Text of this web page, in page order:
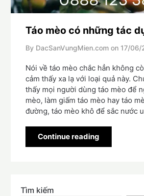
Táo mèo có những tác
By DacSanVungMien.com on 17/06/
Nói về táo mèo chắc hẳn không
cảm thấy xa lạ với loại quả này.
thấy mọi người dùng táo mèo để
mèo, làm giấm táo mèo hay táo
đường, táo mèo khô để sắc nước
Continue reading
Tìm kiếm